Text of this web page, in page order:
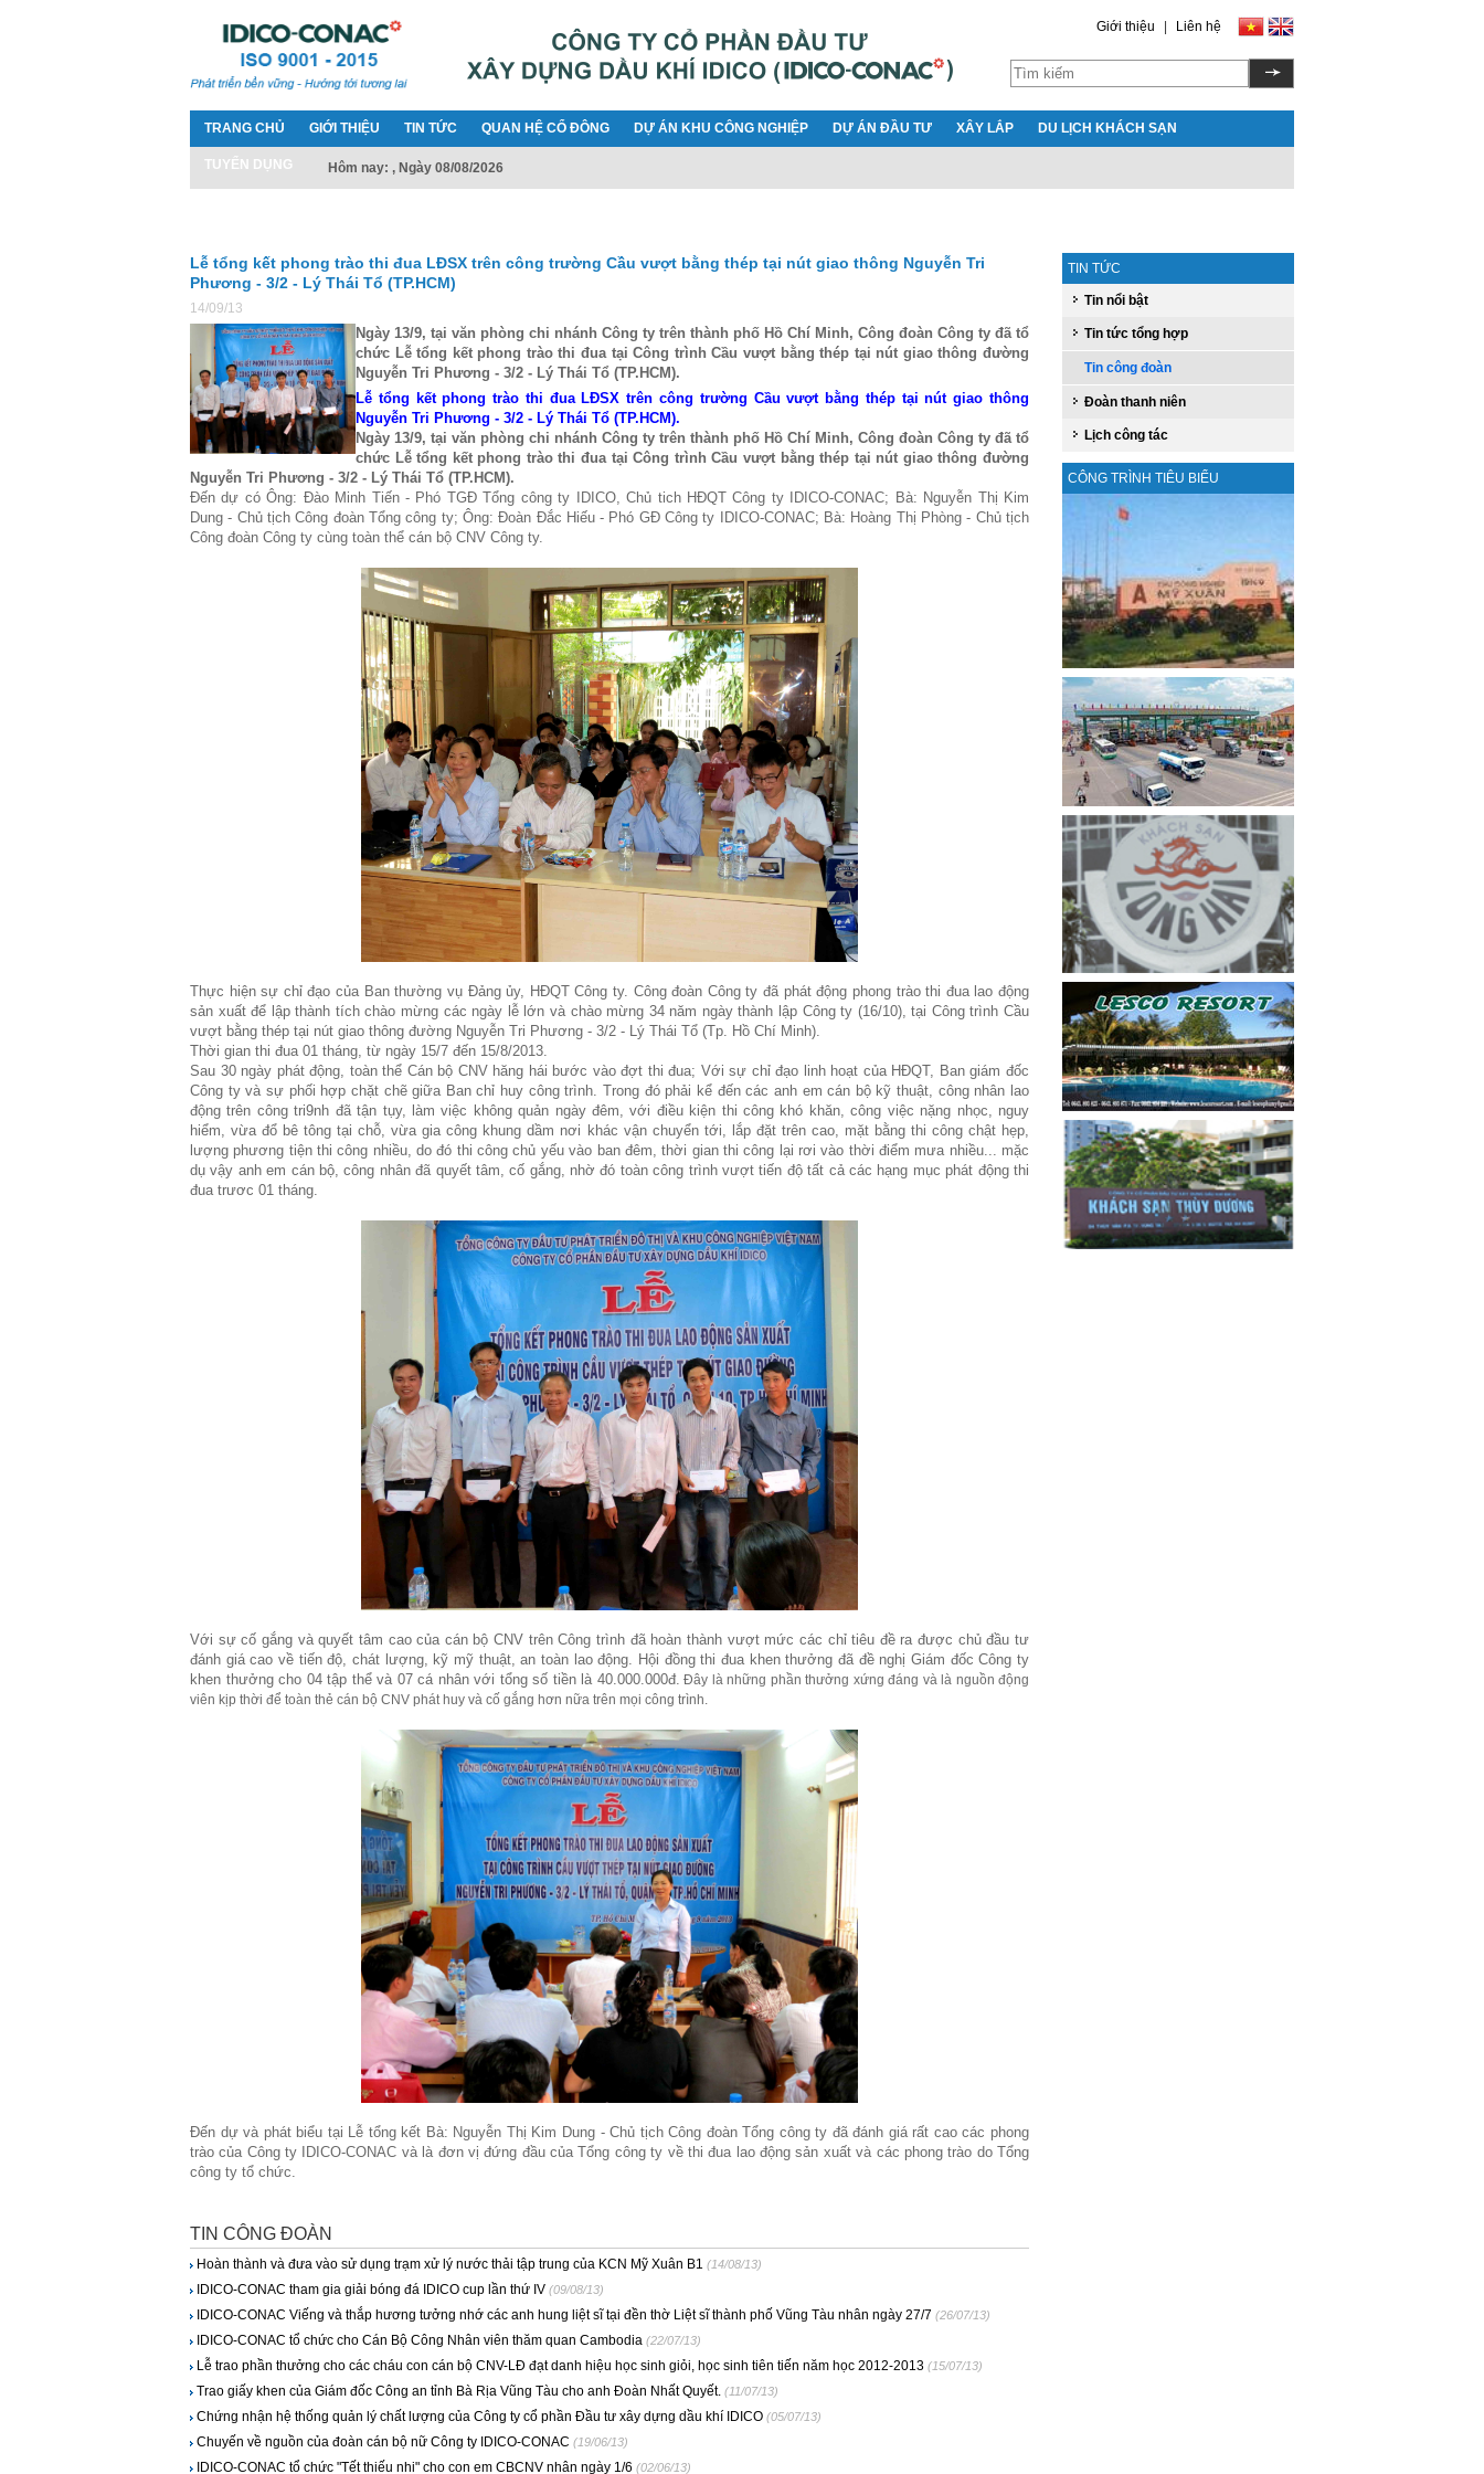
Giới thiệu Liên hệ
TRANG CHỦ GIỚI THIỆU TIN TỨC QUAN HỆ CỔ ĐÔNG DỰ ÁN KHU CÔNG NGHIỆP DỰ ÁN ĐẦU TƯ XÂY LẮP DU LỊCH KHÁCH SẠN
TUYỂN DỤNG Hôm nay: , Ngày 08/08/2026
Lễ tổng kết phong trào thi đua LĐSX trên công trường Cầu vượt bằng thép tại nút giao thông Nguyễn Tri
Phương - 3/2 - Lý Thái Tổ (TP.HCM)
14/09/13
Ngày 13/9, tại văn phòng chi nhánh Công ty trên thành phố Hồ Chí Minh, Công đoàn Công ty đã tổ
chức Lễ tổng kết phong trào thi đua tại Công trình Cầu vượt bằng thép tại nút giao thông đường
Nguyễn Tri Phương - 3/2 - Lý Thái Tổ (TP.HCM).
Lễ tổng kết phong trào thi đua LĐSX trên công trường Cầu vượt bằng thép tại nút giao thông
Nguyễn Tri Phương - 3/2 - Lý Thái Tổ (TP.HCM).
Ngày 13/9, tại văn phòng chi nhánh Công ty trên thành phố Hồ Chí Minh, Công đoàn Công ty đã tổ
chức Lễ tổng kết phong trào thi đua tại Công trình Cầu vượt bằng thép tại nút giao thông đường
Nguyễn Tri Phương - 3/2 - Lý Thái Tổ (TP.HCM).
Đến dự có Ông: Đào Minh Tiến - Phó TGĐ Tổng công ty IDICO, Chủ tich HĐQT Công ty IDICO-CONAC; Bà: Nguyễn Thị Kim
Dung - Chủ tịch Công đoàn Tổng công ty; Ông: Đoàn Đắc Hiếu - Phó GĐ Công ty IDICO-CONAC; Bà: Hoàng Thị Phòng - Chủ tịch
Công đoàn Công ty cùng toàn thể cán bộ CNV Công ty.
Thực hiện sự chỉ đạo của Ban thường vụ Đảng ủy, HĐQT Công ty. Công đoàn Công ty đã phát động phong trào thi đua lao động
sản xuất để lập thành tích chào mừng các ngày lễ lớn và chào mừng 34 năm ngày thành lập Công ty (16/10), tại Công trình Cầu
vượt bằng thép tại nút giao thông đường Nguyễn Tri Phương - 3/2 - Lý Thái Tổ (Tp. Hồ Chí Minh).
Thời gian thi đua 01 tháng, từ ngày 15/7 đến 15/8/2013.
Sau 30 ngày phát động, toàn thể Cán bộ CNV hăng hái bước vào đợt thi đua; Với sự chỉ đạo linh hoạt của HĐQT, Ban giám đốc
Công ty và sự phối hợp chặt chẽ giữa Ban chỉ huy công trình. Trong đó phải kể đến các anh em cán bộ kỹ thuật, công nhân lao
động trên công tri9nh đã tận tụy, làm việc không quản ngày đêm, với điều kiện thi công khó khăn, công việc nặng nhọc, nguy
hiểm, vừa đổ bê tông tại chỗ, vừa gia công khung dầm nơi khác vận chuyển tới, lắp đặt trên cao, mặt bằng thi công chật hẹp,
lượng phương tiện thi công nhiều, do đó thi công chủ yếu vào ban đêm, thời gian thi công lại rơi vào thời điểm mưa nhiều... mặc
dụ vậy anh em cán bộ, công nhân đã quyết tâm, cố gắng, nhờ đó toàn công trình vượt tiến độ tất cả các hạng mục phát động thi
đua trươc 01 tháng.
Với sự cố gắng và quyết tâm cao của cán bộ CNV trên Công trình đã hoàn thành vượt mức các chỉ tiêu đề ra được chủ đầu tư
đánh giá cao về tiến độ, chát lượng, kỹ mỹ thuật, an toàn lao động. Hội đồng thi đua khen thưởng đã đề nghị Giám đốc Công ty
khen thưởng cho 04 tập thể và 07 cá nhân với tổng số tiền là 40.000.000đ. Đây là những phần thưởng xứng đáng và là nguồn động
viên kịp thời để toàn thẻ cán bộ CNV phát huy và cố gắng hơn nữa trên mọi công trình.
Đến dự và phát biểu tại Lễ tổng kết Bà: Nguyễn Thị Kim Dung - Chủ tịch Công đoàn Tổng công ty đã đánh giá rất cao các phong
trào của Công ty IDICO-CONAC và là đơn vị đứng đầu của Tổng công ty về thi đua lao động sản xuất và các phong trào do Tổng
công ty tổ chức.
TIN CÔNG ĐOÀN
Hoàn thành và đưa vào sử dụng trạm xử lý nước thải tập trung của KCN Mỹ Xuân B1 (14/08/13)
IDICO-CONAC tham gia giải bóng đá IDICO cup lần thứ IV (09/08/13)
IDICO-CONAC Viếng và thắp hương tưởng nhớ các anh hung liệt sĩ tại đền thờ Liệt sĩ thành phố Vũng Tàu nhân ngày 27/7 (26/07/13)
IDICO-CONAC tổ chức cho Cán Bộ Công Nhân viên thăm quan Cambodia (22/07/13)
Lễ trao phần thưởng cho các cháu con cán bộ CNV-LĐ đạt danh hiệu học sinh giỏi, học sinh tiên tiến năm học 2012-2013 (15/07/13)
Trao giấy khen của Giám đốc Công an tỉnh Bà Rịa Vũng Tàu cho anh Đoàn Nhất Quyết. (11/07/13)
Chứng nhận hệ thống quản lý chất lượng của Công ty cổ phần Đầu tư xây dựng dầu khí IDICO (05/07/13)
Chuyến về nguồn của đoàn cán bộ nữ Công ty IDICO-CONAC (19/06/13)
IDICO-CONAC tổ chức "Tết thiếu nhi" cho con em CBCNV nhân ngày 1/6 (02/06/13)
TIN TỨC
Tin nổi bật
Tin tức tổng hợp
Tin công đoàn
Đoàn thanh niên
Lịch công tác
CÔNG TRÌNH TIÊU BIỂU